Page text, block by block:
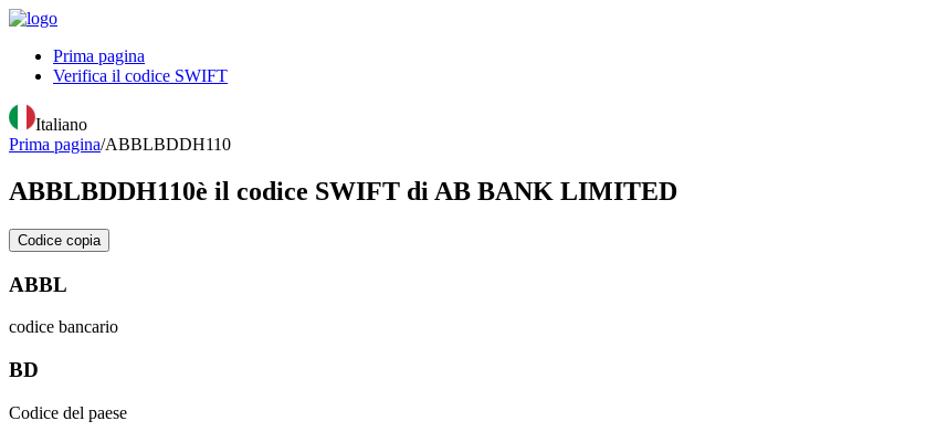
Prima pagina
Verifica il codice SWIFT
Italiano
Prima pagina/ABBLBDDH110
ABBLBDDH110è il codice SWIFT di AB BANK LIMITED
Codice copia
ABBL
codice bancario
BD
Codice del paese